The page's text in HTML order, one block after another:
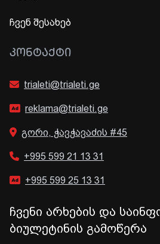
ჩვენ შესახებ
ᲙᲝᲜᲢᲐᲥᲢᲘ
trialeti@trialeti.ge
reklama@trialeti.ge
გორი, ჭავჭავაძის #45
+995 599 21 13 31
+995 599 25 13 31
ჩვენი არხების და
ბიულეტინის გამოწერა